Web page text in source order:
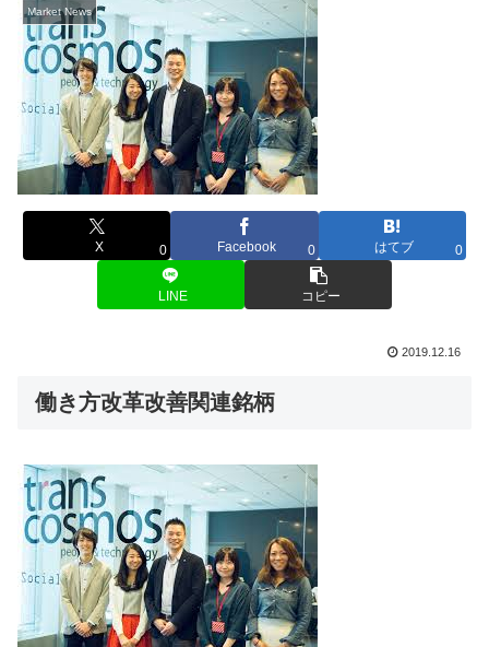
Market News
X 0 Facebook 0 はてブ 0
LINE コピー
2019.12.16
働き方改革改善関連銘柄